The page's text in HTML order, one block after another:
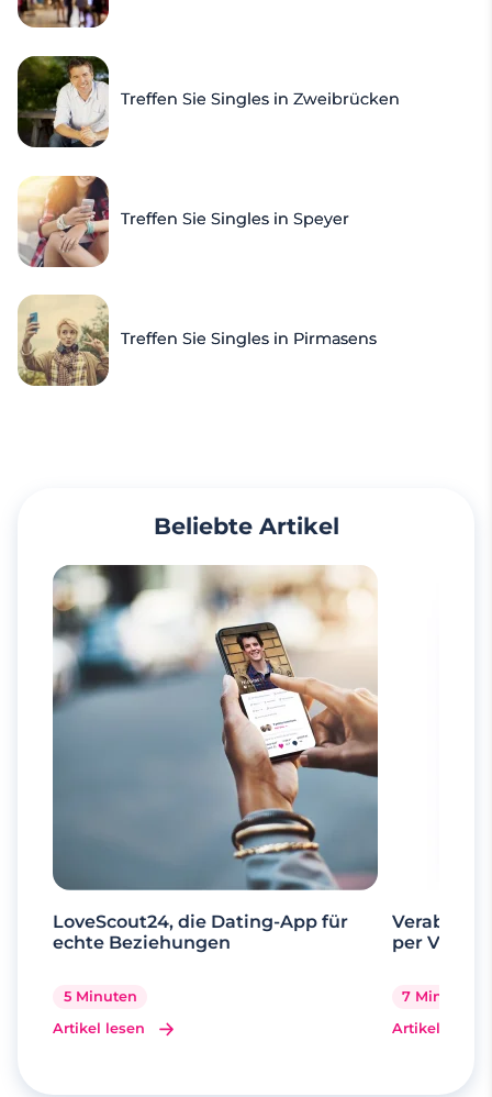
Treffen Sie Singles in Zweibrücken
Treffen Sie Singles in Speyer
Treffen Sie Singles in Pirmasens
Beliebte Artikel
LoveScout24, die Dating-App für
echte Beziehungen
5 Minuten
Artikel lesen
per
7 Minuten
Artikel lesen